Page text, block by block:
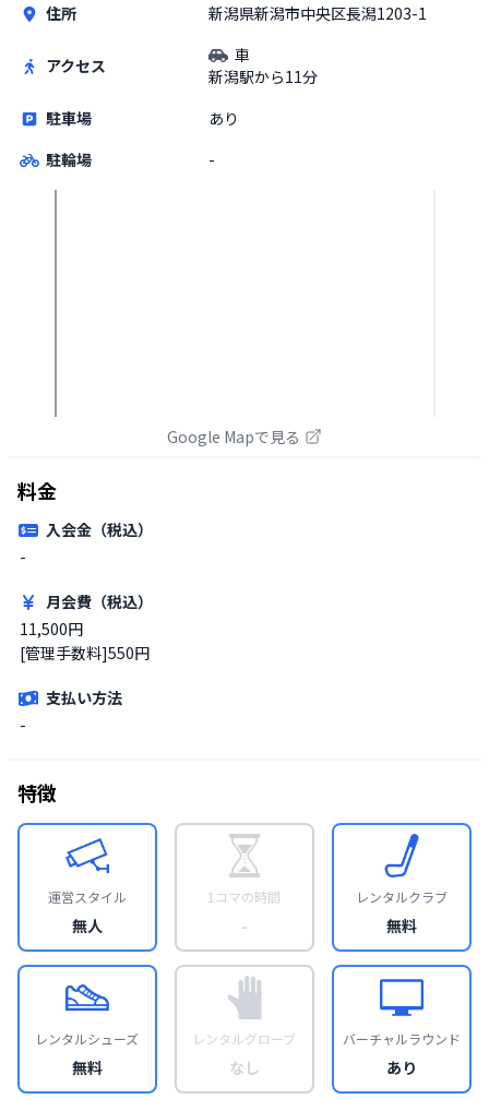
住所 新潟県新潟市中央区長潟1203-1
アクセス
車
新潟駅から11分
駐車場
あり
駐輪場
-
Google Mapで見る
料金
入会金（税込）
-
月会費（税込）
11,500円
[管理手数料]550円
支払い方法
-
特徴
運営スタイル
無人
1コマの時間
-
レンタルクラブ
無料
レンタルシューズ
無料
レンタルグローブ
なし
バーチャルラウンド
あり